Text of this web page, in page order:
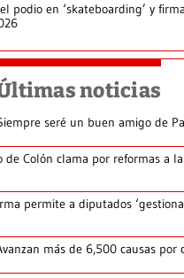
podio en ‘skateboarding’ y
noticias
seré un buen amigo de
de Colón clama por reformas a
permite a diputados
más de 6,500 causas por